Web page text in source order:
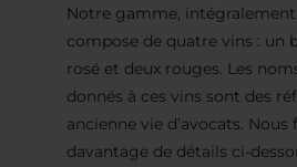
Notre gamme,
compose de quatre vins : un
rosé et deux rouges. Les
donnés à ces vins sont des
ancienne vie d’avocats. Nous
davantage de détails ci-